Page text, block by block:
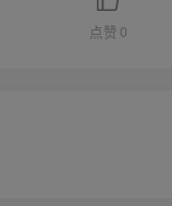
点赞 0